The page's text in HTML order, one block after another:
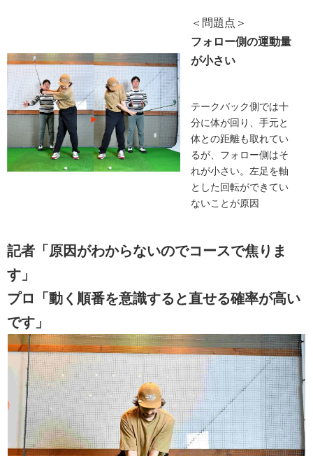
＜問題点＞
フォロー側の運動量
が小さい
テークバック側では十
分に体が回り、手元と
体との距離も取れてい
るが、フォロー側はそ
れが小さい。左足を軸
とした回転ができてい
ないことが原因
記者「原因がわからないのでコースで焦りま
す」
プロ「動く順番を意識すると直せる確率が高い
です」